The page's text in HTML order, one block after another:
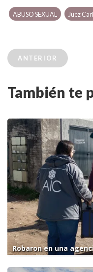
ABUSO SEXUAL Juez
ANTERIOR
También te
Robaron en una